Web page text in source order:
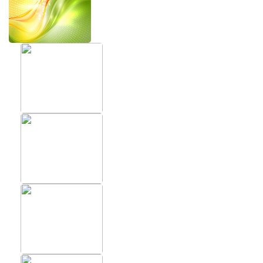
ХИТЫ
Фотообои в скандинавском
Фотообои супергерои